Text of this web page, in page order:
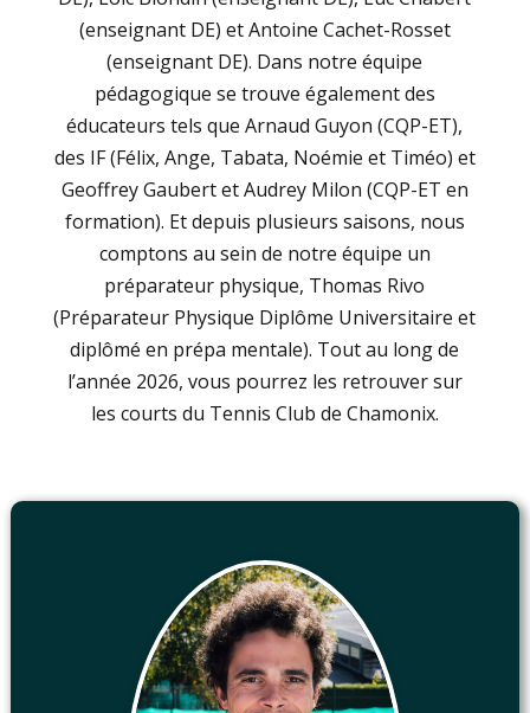
(enseignant DE) et Antoine Cachet-Rosset
(enseignant DE). Dans notre équipe
pédagogique se trouve également des
éducateurs tels que Arnaud Guyon (CQP-ET),
des IF (Félix, Ange, Tabata, Noémie et Timéo) et
Geoffrey Gaubert et Audrey Milon (CQP-ET en
formation). Et depuis plusieurs saisons, nous
comptons au sein de notre équipe un
préparateur physique, Thomas Rivo
(Préparateur Physique Diplôme Universitaire et
diplômé en prépa mentale). Tout au long de
l’année 2026, vous pourrez les retrouver sur
les courts du Tennis Club de Chamonix.